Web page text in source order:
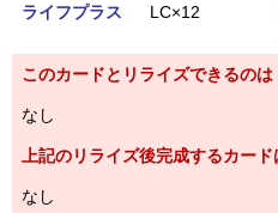
ライフプラス LC×12
このカードとリライズできるのは
なし
上記のリライズ後完成するカード
なし